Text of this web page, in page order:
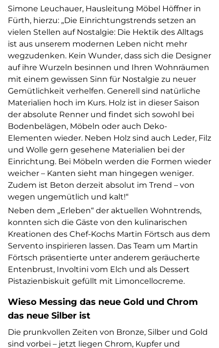
Simone Leuchauer, Hausleitung Möbel Höffner in
Fürth, hierzu: „Die Einrichtungstrends setzen an
vielen Stellen auf Nostalgie: Die Hektik des Alltags
ist aus unserem modernen Leben nicht mehr
wegzudenken. Kein Wunder, dass sich die Designer
auf ihre Wurzeln besinnen und Ihren Wohnräumen
mit einem gewissen Sinn für Nostalgie zu neuer
Gemütlichkeit verhelfen. Generell sind natürliche
Materialien hoch im Kurs. Holz ist in dieser Saison
der absolute Renner und findet sich sowohl bei
Bodenbelägen, Möbeln oder auch Deko-
Elementen wieder. Neben Holz sind auch Leder, Filz
und Wolle gern gesehene Materialien bei der
Einrichtung. Bei Möbeln werden die Formen wieder
weicher – Kanten sieht man hingegen weniger.
Zudem ist Beton derzeit absolut im Trend – von
wegen ungemütlich und kalt!“
Neben dem „Erleben“ der aktuellen Wohntrends,
konnten sich die Gäste von den kulinarischen
Kreationen des Chef-Kochs Martin Förtsch aus dem
Servento inspirieren lassen. Das Team um Martin
Förtsch präsentierte unter anderem geräucherte
Entenbrust, Involtini vom Elch und als Dessert
Pistazienbiskuit gefüllt mit Limoncellocreme.
Wieso Messing das neue Gold und Chrom
das neue Silber ist
Die prunkvollen Zeiten von Bronze, Silber und Gold
sind vorbei – jetzt liegen Chrom, Kupfer und